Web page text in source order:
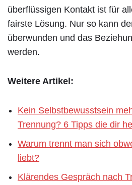
überflüssigen Kontakt ist für
fairste Lösung. Nur so kann
überwunden und das
werden.
Weitere Artikel:
Kein Selbstbewusstsein
Trennung? 6 Tipps die dir
Warum trennt man sich
liebt?
Klärendes Gespräch nach